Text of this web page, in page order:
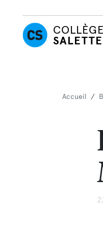
COLLÈGE
SALETTE
Accueil /